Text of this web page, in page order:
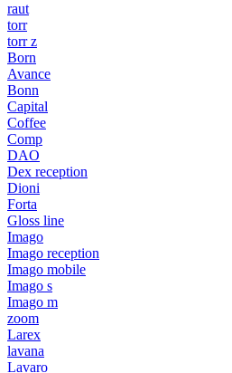
raut
torr
torr z
Born
Avance
Bonn
Capital
Coffee
Comp
DAO
Dex reception
Dioni
Forta
Gloss line
Imago
Imago reception
Imago mobile
Imago s
Imago m
zoom
Larex
lavana
Lavaro